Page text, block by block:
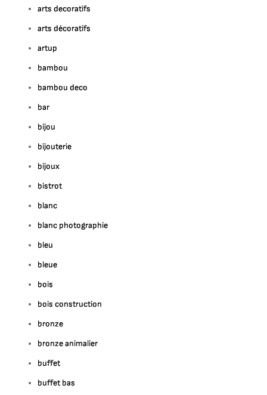
arts decoratifs
arts décoratifs
artup
bambou
bambou deco
bar
bijou
bijouterie
bijoux
bistrot
blanc
blanc photographie
bleu
bleue
bois
bois construction
bronze
bronze animalier
buffet
buffet bas